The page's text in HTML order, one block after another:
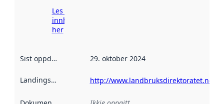
Les meir om
innhenting
her
Sist oppdatert 29. oktober 2024
Landingsside http://www.landbruksdirektoratet.no/